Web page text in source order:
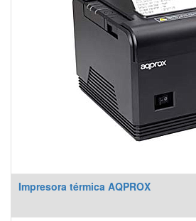
Impresora térmica AQPROX